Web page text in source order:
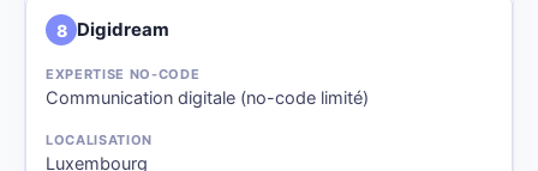
8 Digidream
Communication digitale (no-code limité)
Luxembourg